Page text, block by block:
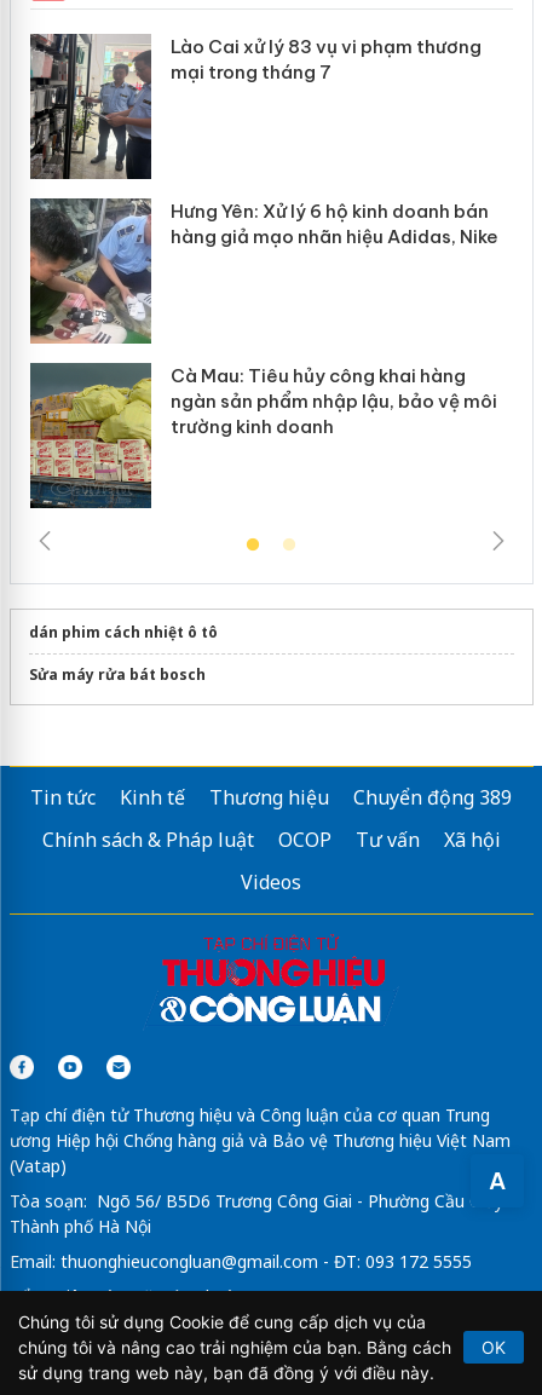
A
Lào Cai xử lý 83 vụ vi phạm thương
mại trong tháng 7
Hưng Yên: Xử lý 6 hộ kinh doanh bán
hàng giả mạo nhãn hiệu Adidas, Nike
Cà Mau: Tiêu hủy công khai hàng
ngàn sản phẩm nhập lậu, bảo vệ môi
trường kinh doanh
dán phim cách nhiệt ô tô
Sửa máy rửa bát bosch
Tin tức Kinh tế Thương hiệu
Chuyển động 389
Chính sách & Pháp luật
OCOP Tư vấn
Xã hội
Videos
Tạp chí điện tử Thương hiệu và Công luận của cơ quan Trung
ương Hiệp hội Chống hàng giả và Bảo vệ Thương hiệu Việt Nam
(Vatap)
Tòa soạn: Ngõ 56/ B5D6 Trương Công Giai - Phường Cầu Giấy -
Thành phố Hà Nội
Email: thuonghieucongluan@gmail.com - ĐT: 093 172 5555
Tổng Biên Tập: Vũ Đức Thuận
Giấy phép hoạt động báo chí điện tử số 64/GP-BTTTT do Bộ
Thông tin và Truyền thông cấp ngày 21/2/2020.
Chúng tôi sử dụng Cookie để cung cấp dịch vụ của
chúng tôi và nâng cao trải nghiệm của bạn. Bằng cách
sử dụng trang web này, bạn đã đồng ý với điều này.
OK